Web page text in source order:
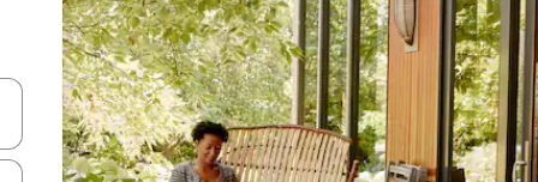
usando las teclas de las flechas hacia arriba y hacia abajo, o